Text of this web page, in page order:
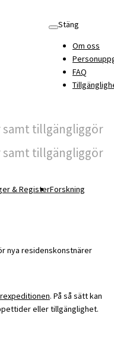
Stäng
Om oss
FAQ
samt tillgängliggör
samt tillgängliggör
& RegisterForskning
nya residenskonstnärer
. På så sätt kan
eller tillgänglighet.